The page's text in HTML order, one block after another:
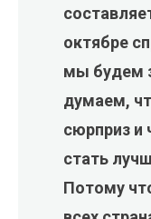
октябре
мы будем
думаем,
сюрприз и
стать
Потому